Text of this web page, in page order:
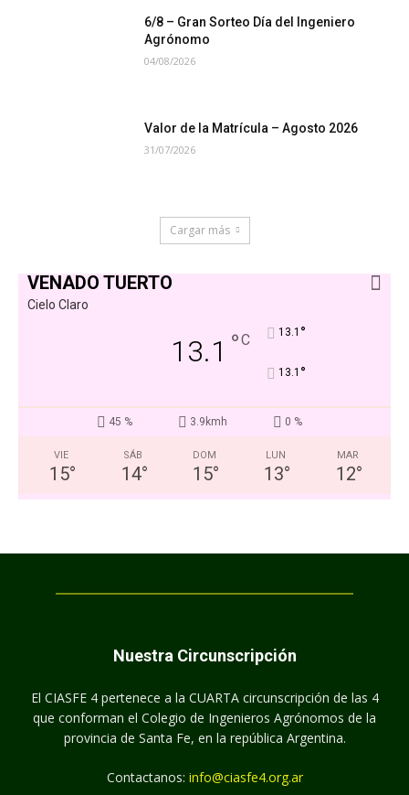
6/8 – Gran Sorteo Día del Ingeniero
Agrónomo
04/08/2026
Valor de la Matrícula – Agosto 2026
31/07/2026
Cargar más
VENADO TUERTO
Cielo Claro
13.1 °C 13.1 °
13.1 °
45 % 3.9kmh 0 %
VIE
15°
SÁB
14°
DOM
15°
LUN
13°
MAR
12°
Nuestra Circunscripción
El CIASFE 4 pertenece a la CUARTA circunscripción de las 4
que conforman el Colegio de Ingenieros Agrónomos de la
provincia de Santa Fe, en la república Argentina.
Contactanos: info@ciasfe4.org.ar